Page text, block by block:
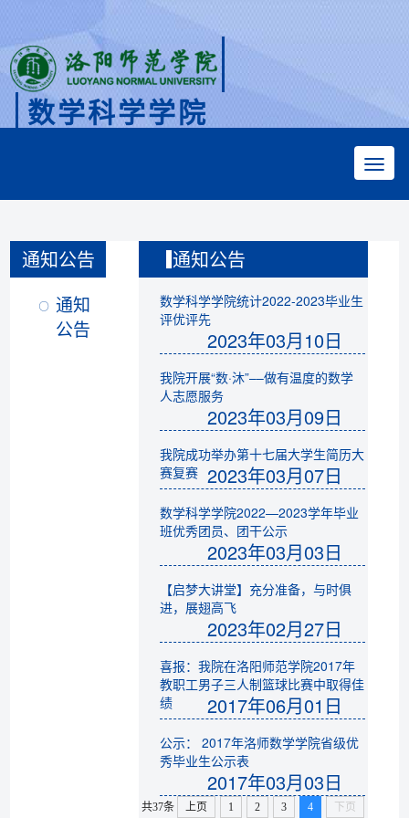
数学科学学院
通知公告
通知
公告
通知公告
数学科学学院统计2022-2023毕业生
评优评先
2023年03月10日
我院开展“数·沐”––做有温度的数学
人志愿服务
2023年03月09日
我院成功举办第十七届大学生简历大
赛复赛 2023年03月07日
数学科学学院2022—2023学年毕业
班优秀团员、团干公示
2023年03月03日
【启梦大讲堂】充分准备，与时俱
进，展翅高飞
2023年02月27日
喜报：我院在洛阳师范学院2017年
教职工男子三人制篮球比赛中取得佳
绩
2017年06月01日
公示： 2017年洛师数学学院省级优
秀毕业生公示表
2017年03月03日
共37条 上页 1 2 3 4 下页